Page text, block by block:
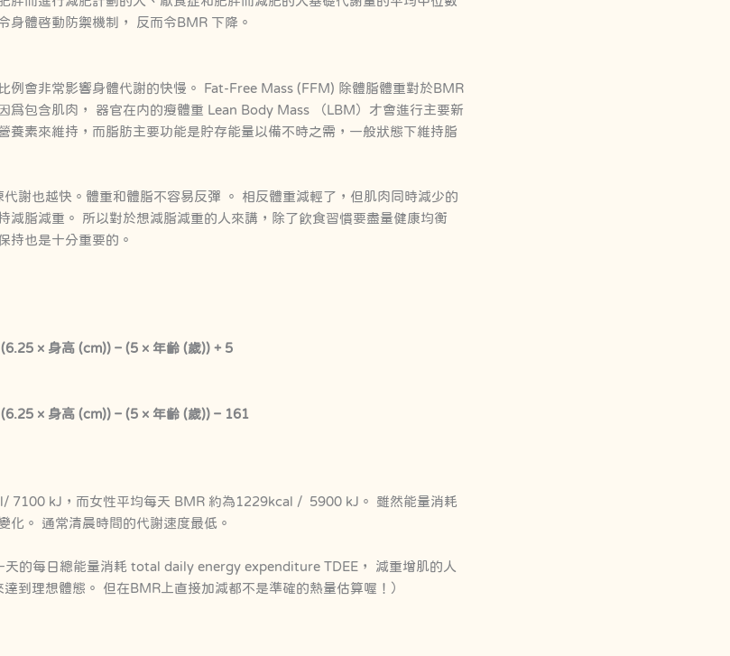
身體啓動防禦機制， 反而令BMR 下降。
例會非常影響身體代謝的快慢。 Fat-Free Mass (FFM) 除體脂體重對於BMR
爲包含肌肉， 器官在内的瘦體重 Lean Body Mass （LBM）才會進行主要新
養素來維持，而脂肪主要功能是貯存能量以備不時之需，一般狀態下維持脂
謝也越快。體重和體脂不容易反彈 。 相反體重減輕了，但肌肉同時減少的
減脂減重。 所以對於想減脂減重的人來講，除了飲食習慣要盡量健康均衡
持也是十分重要的。
× 身高 (cm)) – (5 × 年齡 (歲)) + 5
× 身高 (cm)) – (5 × 年齡 (歲)) – 161
7100 kJ，而女性平均每天 BMR 約為1229kcal / 5900 kJ。 雖然能量消耗
化。 通常清晨時間的代謝速度最低。
天的每日總能量消耗 total daily energy expenditure TDEE， 減重增肌的人
到理想體態。 但在BMR上直接加減都不是準確的熱量估算喔！）